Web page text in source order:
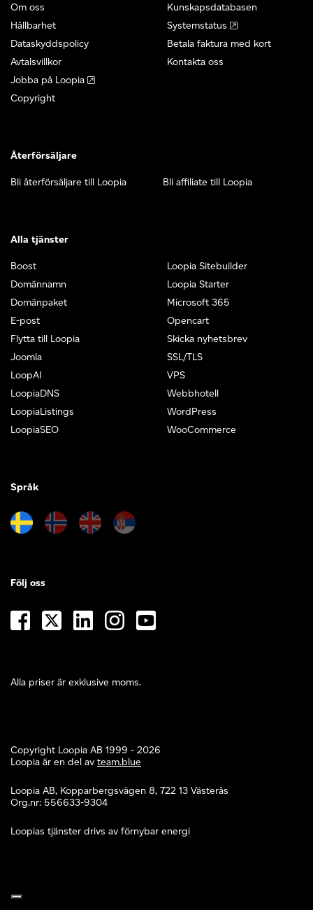
Om oss
Hållbarhet
Dataskyddspolicy
Avtalsvillkor
Jobba på Loopia
Copyright
Kunskapsdatabasen
Systemstatus
Betala faktura med kort
Kontakta oss
Återförsäljare
Bli återförsäljare till Loopia Bli affiliate till Loopia
Alla tjänster
Boost
Domännamn
Domänpaket
E-post
Flytta till Loopia
Joomla
LoopAI
LoopiaDNS
LoopiaListings
LoopiaSEO
Loopia Sitebuilder
Loopia Starter
Microsoft 365
Opencart
Skicka nyhetsbrev
SSL/TLS
VPS
Webbhotell
WordPress
WooCommerce
Språk
Alla priser är exklusive moms.
Följ oss
Copyright Loopia AB 1999 - 2026
Loopia är en del av team.blue
Loopia AB, Kopparbergsvägen 8, 722 13 Västerås
Org.nr: 556633-9304
Loopias tjänster drivs av förnybar energi